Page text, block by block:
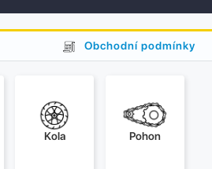
Obchodní podmínky
Kola Pohon